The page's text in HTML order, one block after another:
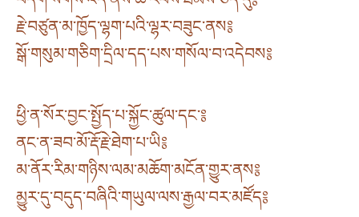
རྗེ་བཙུན་མ་ཁྱོད་ལྷག་པའི་ལྷར་བཟུང་ནས༔
སྒོ་གསུམ་གཅིག་དྲིལ་དད་པས་གསོལ་བ་འདེབས༔
ཕྱི་ན་སོར་བྱང་སྤྱོད་པ་སྐྱོང་ཚུལ་དང་༔
ནང་ན་ཟབ་མོ་རྡོ་རྗེ་ཐེག་པ་ཡི༔
མ་ནོར་རིམ་གཉིས་ལམ་མཆོག་མངོན་གྱུར་ནས༔
མྱུར་དུ་བདུད་བཞིའི་གཡུལ་ལས་རྒྱལ་བར་མཛོད༔